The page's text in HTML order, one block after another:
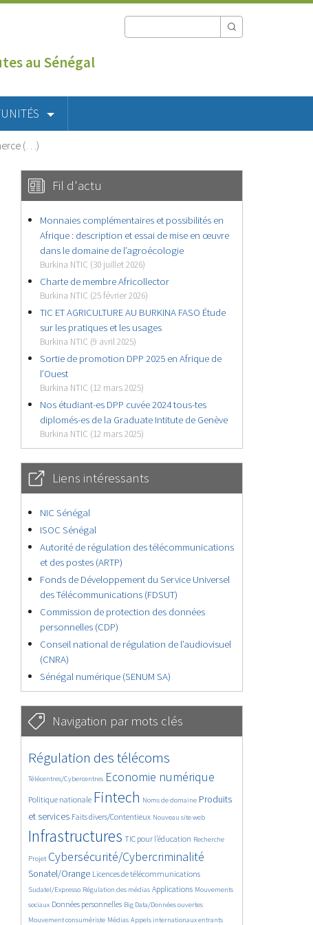
au Sénégal
(…)
Fil d'actu
Monnaies complémentaires et possibilités en
Afrique : description et essai de mise en œuvre
dans le domaine de l’agroécologie
Burkina NTIC (30 juillet 2026)
Charte de membre Africollector
Burkina NTIC (25 février 2026)
TIC ET AGRICULTURE AU BURKINA FASO Étude
sur les pratiques et les usages
Burkina NTIC (9 avril 2025)
Sortie de promotion DPP 2025 en Afrique de
l’Ouest
Burkina NTIC (12 mars 2025)
Nos étudiant-es DPP cuvée 2024 tous-tes
diplomés-es de la Graduate Intitute de Genève
Burkina NTIC (12 mars 2025)
Liens intéressants
NIC Sénégal
ISOC Sénégal
Autorité de régulation des télécommunications
et des postes (ARTP)
Fonds de Développement du Service Universel
des Télécommunications (FDSUT)
Commission de protection des données
personnelles (CDP)
Conseil national de régulation de l’audiovisuel
(CNRA)
Sénégal numérique (SENUM SA)
Navigation par mots clés
4607/5729
Régulation des télécoms
380/5729
Télécentres/Cybercentres
3638/5729 Economie numérique
1890/5729
Politique nationale
5235/5729 Fintech
681/5729
Noms de domaine
2323/5729
Produits
et services
1550/5729 Faits divers/Contentieux
820/5729 Nouveau site web
5729/5729
Infrastructures
1824/5729
TIC pour l’éducation
197/5729
Recherche
244/5729
Projet
3686/5729Cybersécurité/Cybercriminalité
2277/5729
Sonatel/Orange
1632/5729 Licences de télécommunications
301/5729
Sudatel/Expresso
1045/5729 Régulation des médias
1516/5729 Applications
1218/5729
Mouvements
sociaux
1698/5729Données personnelles
146/5729 Big Data/Données ouvertes
619/5729
Mouvement consumériste
364/5729 Médias
649/5729 Appels internationaux entrants
1730/5729